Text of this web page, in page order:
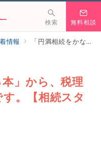
検索 無料相談
情報 「円満相続をかなえる本」から、税理士についてのご紹介です。【相続スタッフコラム】
」から、税理
。【相続スタ